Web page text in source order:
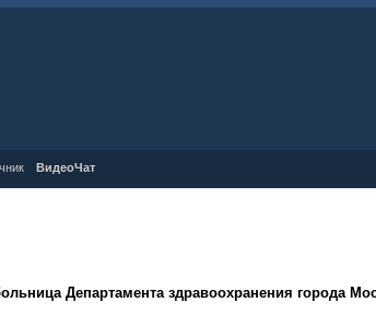
ВидеоЧат
Департамента здравоохранения города